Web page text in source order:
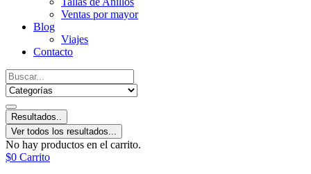
Ventas por mayor
Blog
Viajes
Contacto
Resultados..
Ver todos los resultados...
No hay productos en el carrito.
$0 Carrito